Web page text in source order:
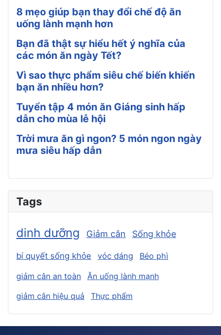
8 mẹo giúp bạn thay đổi chế độ ăn
uống lành mạnh hơn
Bạn đã thật sự hiểu hết ý nghĩa của
các món ăn ngày Tết?
Vì sao thực phẩm siêu chế biến khiến
bạn ăn nhiều hơn?
Tuyển tập 4 món ăn Giáng sinh hấp
dẫn cho mùa lễ hội
Trời mưa ăn gì ngon? 5 món ngon ngày
mưa siêu hấp dẫn
Tags
dinh dưỡng Giảm cân Sống khỏe
bí quyết sống khỏe vóc dáng Béo phì
giảm cân an toàn
Ăn uống lành mạnh
giảm cân hiệu quả
Thực phẩm